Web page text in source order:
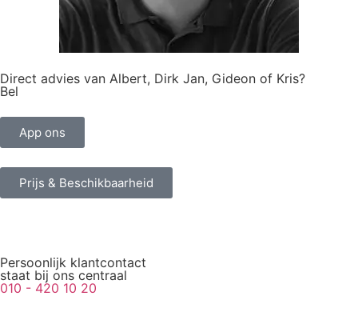
Direct advies van Albert, Dirk Jan, Gideon of Kris?
Bel
App ons
Prijs & Beschikbaarheid
Persoonlijk klantcontact
staat bij ons centraal
010 - 420 10 20